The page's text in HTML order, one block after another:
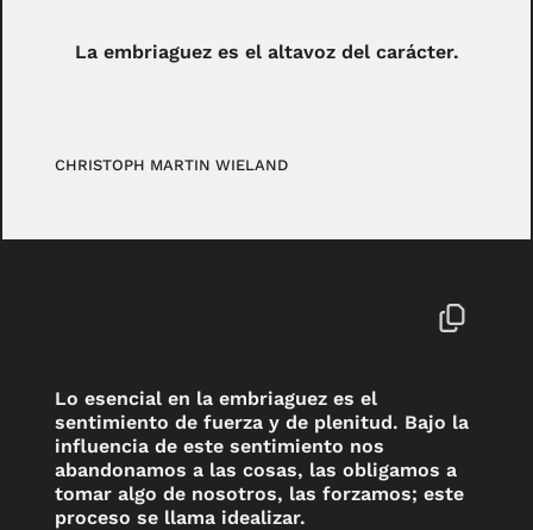
La embriaguez es el altavoz del carácter.
CHRISTOPH MARTIN WIELAND
Lo esencial en la embriaguez es el
sentimiento de fuerza y de plenitud. Bajo la
influencia de este sentimiento nos
abandonamos a las cosas, las obligamos a
tomar algo de nosotros, las forzamos; este
proceso se llama idealizar.